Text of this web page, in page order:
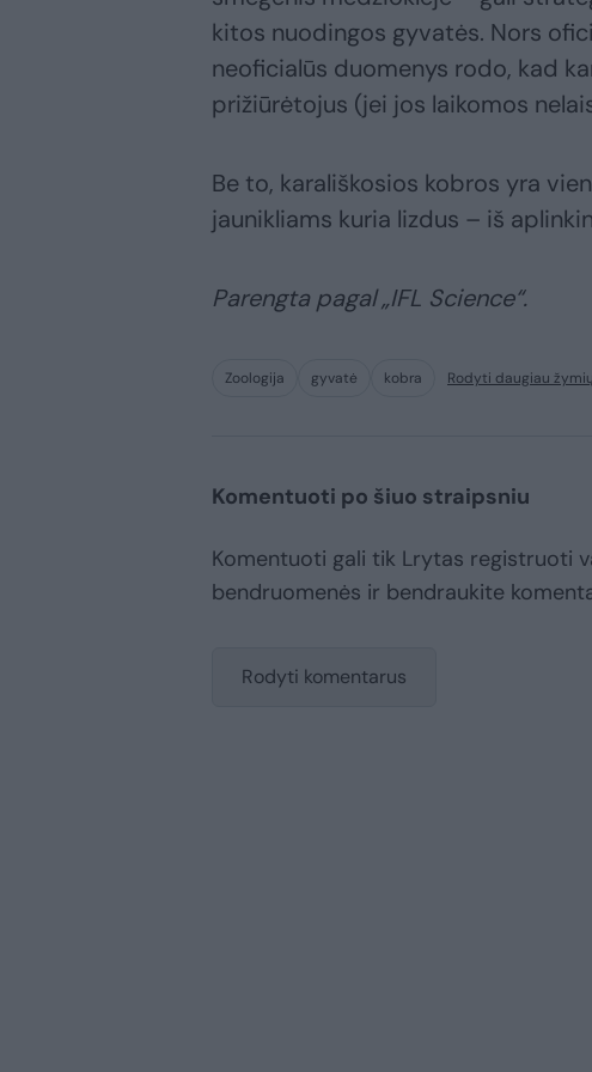
kitos nuodingos gyvatės. Nors
neoficialūs duomenys rodo, kad
prižiūrėtojus (jei jos laikomos
Be to, karališkosios kobros yra
jaunikliams kuria lizdus – iš
Parengta pagal „IFL Science“.
Zoologija gyvatė kobra Rodyti daugiau žymių
Komentuoti po šiuo straipsniu
Komentuoti gali tik Lrytas registruoti
bendruomenės ir bendraukite
Rodyti komentarus